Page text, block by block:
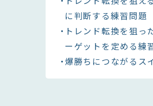
に判断する練習問題
トレンド転換を狙っ
ーゲットを定める練
爆勝ちにつながるス